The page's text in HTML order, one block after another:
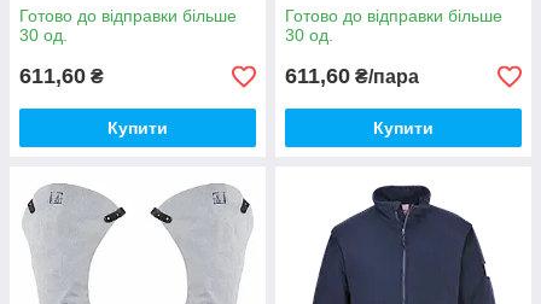
Готово до відправки більше
30 од.
611,60 ₴
Купити
зварювання, пара
Готово до відправки більше
30 од.
611,60 ₴/пара
Купити